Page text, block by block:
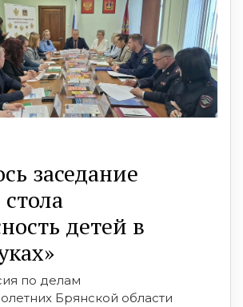
заседание
стола
детей в
по делам
Брянской области